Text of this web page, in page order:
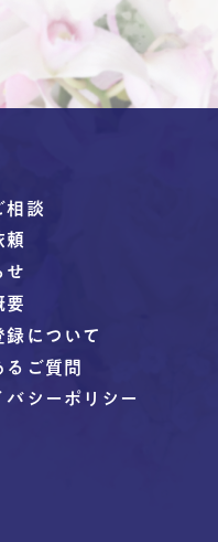
相談
頼
せ
要
録について
るご質問
バシーポリシー